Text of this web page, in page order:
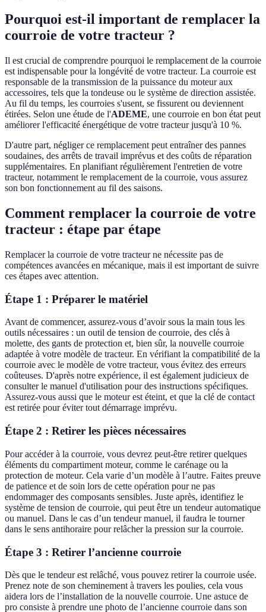
Pourquoi est-il important de remplacer la
courroie de votre tracteur ?
Il est crucial de comprendre pourquoi le remplacement de la courroie
est indispensable pour la longévité de votre tracteur. La courroie est
responsable de la transmission de la puissance du moteur aux
accessoires, tels que la tondeuse ou le système de direction assistée.
Au fil du temps, les courroies s'usent, se fissurent ou deviennent
étirées. Selon une étude de l'ADEME, une courroie en bon état peut
améliorer l'efficacité énergétique de votre tracteur jusqu'à 10 %.
D'autre part, négliger ce remplacement peut entraîner des pannes
soudaines, des arrêts de travail imprévus et des coûts de réparation
supplémentaires. En planifiant régulièrement l'entretien de votre
tracteur, notamment le remplacement de la courroie, vous assurez
son bon fonctionnement au fil des saisons.
Comment remplacer la courroie de votre
tracteur : étape par étape
Remplacer la courroie de votre tracteur ne nécessite pas de
compétences avancées en mécanique, mais il est important de suivre
ces étapes avec attention.
Étape 1 : Préparer le matériel
Avant de commencer, assurez-vous d’avoir sous la main tous les
outils nécessaires : un outil de tension de courroie, des clés à
molette, des gants de protection et, bien sûr, la nouvelle courroie
adaptée à votre modèle de tracteur. En vérifiant la compatibilité de la
courroie avec le modèle de votre tracteur, vous évitez des erreurs
coûteuses. D'après notre expérience, il est également judicieux de
consulter le manuel d'utilisation pour des instructions spécifiques.
Assurez-vous aussi que le moteur est éteint, et que la clé de contact
est retirée pour éviter tout démarrage imprévu.
Étape 2 : Retirer les pièces nécessaires
Pour accéder à la courroie, vous devrez peut-être retirer quelques
éléments du compartiment moteur, comme le carénage ou la
protection de moteur. Cela varie d’un modèle à l’autre. Faites preuve
de patience et de soin lors de cette opération pour ne pas
endommager des composants sensibles. Juste après, identifiez le
système de tension de courroie, qui peut être un tendeur automatique
ou manuel. Dans le cas d’un tendeur manuel, il faudra le tourner
dans le sens antihoraire pour relâcher la pression sur la courroie.
Étape 3 : Retirer l’ancienne courroie
Dès que le tendeur est relâché, vous pouvez retirer la courroie usée.
Prenez note de son cheminement à travers les poulies, cela vous
aidera lors de l’installation de la nouvelle courroie. Une astuce de
pro consiste à prendre une photo de l’ancienne courroie dans son